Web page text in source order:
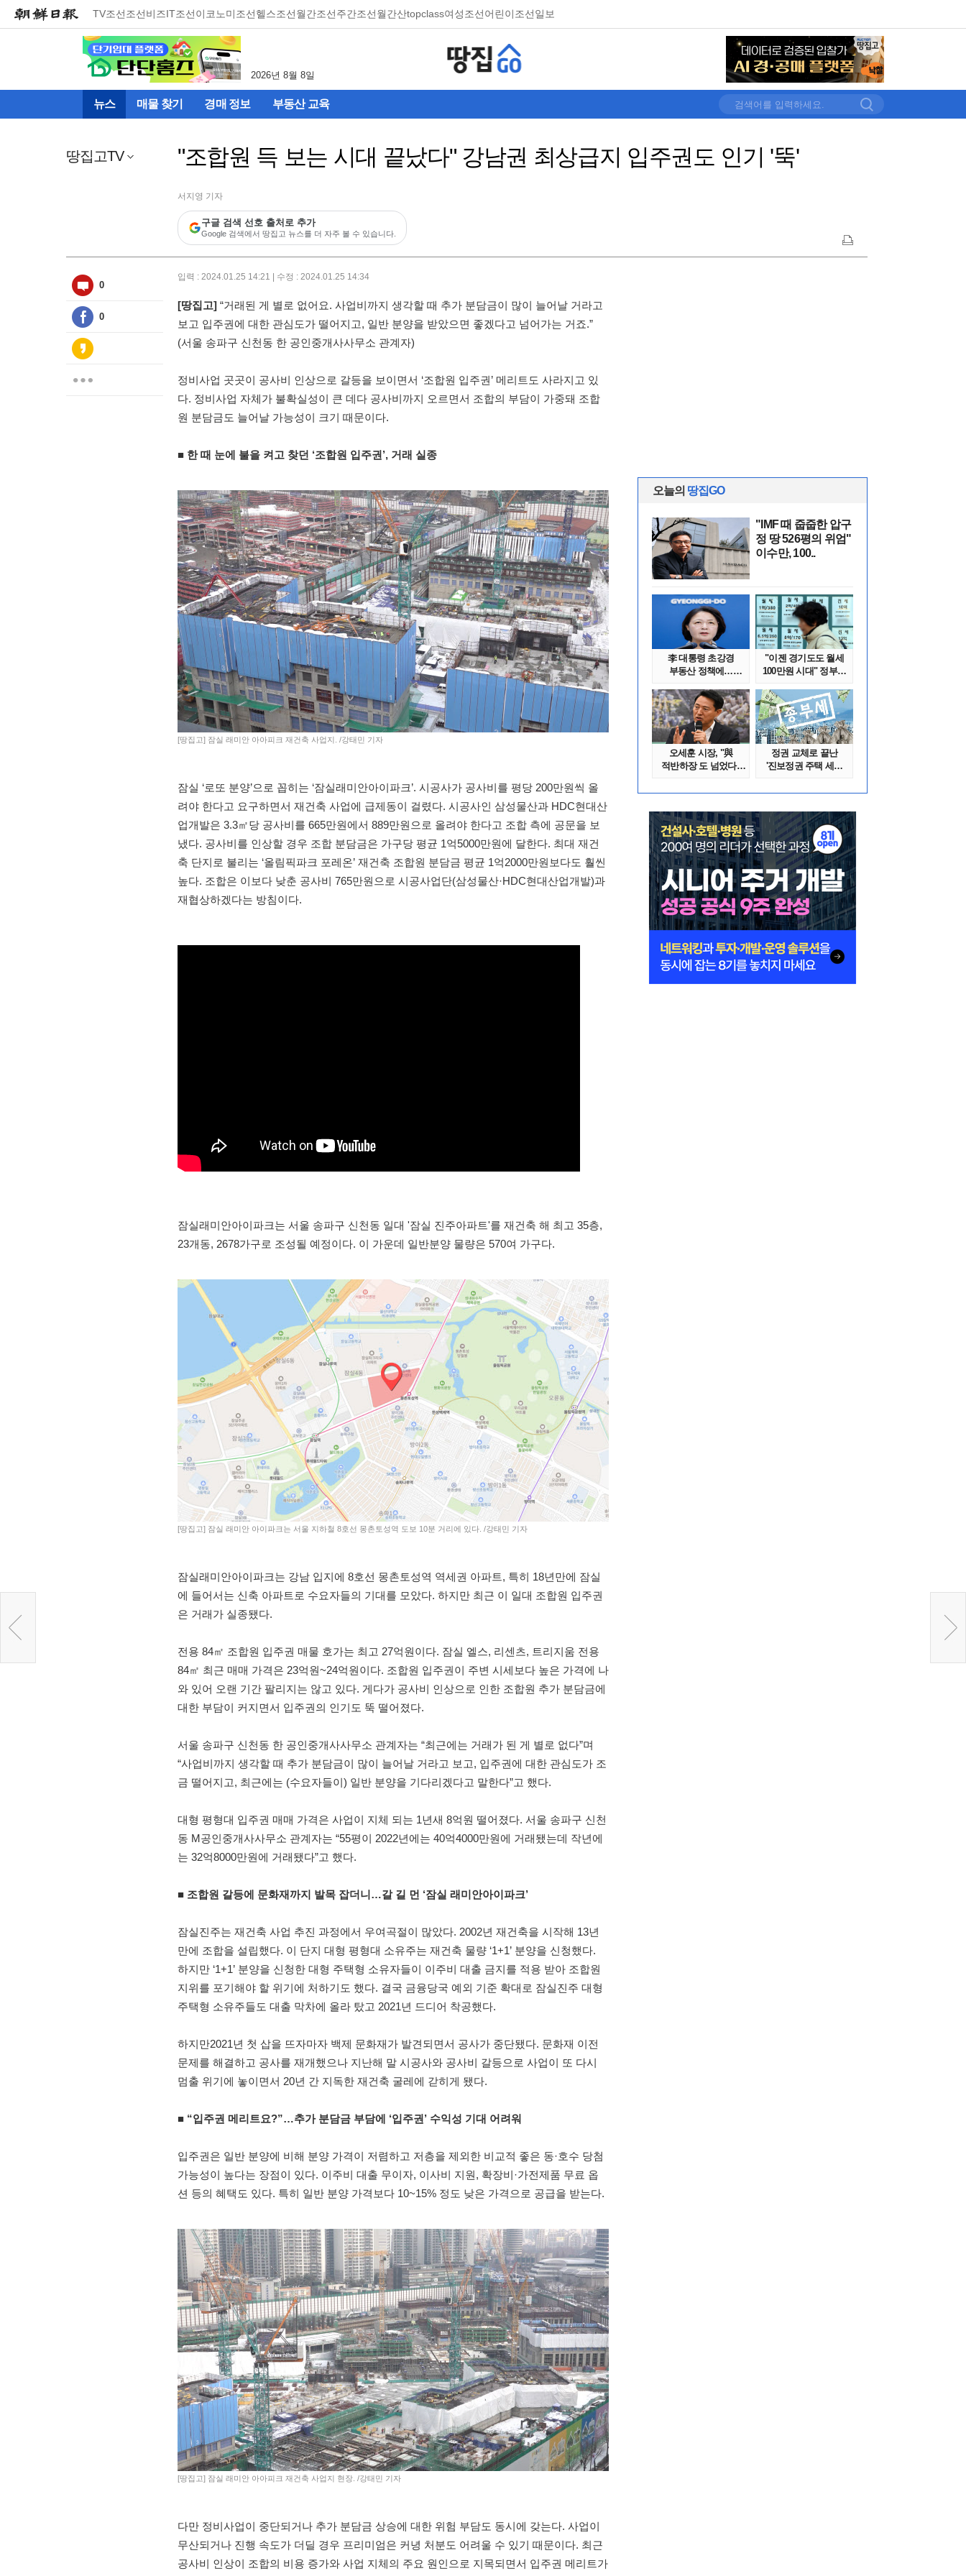
TV조선조선비즈IT조선이코노미조선헬스조선월간조선주간조선월간산topclass여성조선어린이조선일보
2026년 8월 8일
뉴스 매물 찾기 경매 정보 부동산 교육
땅집고TV "조합원 득 보는 시대 끝났다" 강남권 최상급지 입주권도 인기 '뚝'
서지영 기자
구글 검색 선호 출처로 추가
Google 검색에서 땅집고 뉴스를 더 자주 볼 수 있습니다.
0
0
입력 : 2024.01.25 14:21 | 수정 : 2024.01.25 14:34
[땅집고] “거래된 게 별로 없어요. 사업비까지 생각할 때 추가 분담금이 많이 늘어날 거라고
보고 입주권에 대한 관심도가 떨어지고, 일반 분양을 받았으면 좋겠다고 넘어가는 거죠.”
(서울 송파구 신천동 한 공인중개사사무소 관계자)
정비사업 곳곳이 공사비 인상으로 갈등을 보이면서 ‘조합원 입주권’ 메리트도 사라지고 있
다. 정비사업 자체가 불확실성이 큰 데다 공사비까지 오르면서 조합의 부담이 가중돼 조합
원 분담금도 늘어날 가능성이 크기 때문이다.
■ 한 때 눈에 불을 켜고 찾던 ‘조합원 입주권’, 거래 실종
[땅집고] 잠실 래미안 아아피크 재건축 사업지. /강태민 기자
잠실 ‘로또 분양’으로 꼽히는 ‘잠실래미안아이파크’. 시공사가 공사비를 평당 200만원씩 올
려야 한다고 요구하면서 재건축 사업에 급제동이 걸렸다. 시공사인 삼성물산과 HDC현대산
업개발은 3.3㎡당 공사비를 665만원에서 889만원으로 올려야 한다고 조합 측에 공문을 보
냈다. 공사비를 인상할 경우 조합 분담금은 가구당 평균 1억5000만원에 달한다. 최대 재건
축 단지로 불리는 ‘올림픽파크 포레온’ 재건축 조합원 분담금 평균 1억2000만원보다도 훨씬
높다. 조합은 이보다 낮춘 공사비 765만원으로 시공사업단(삼성물산·HDC현대산업개발)과
재협상하겠다는 방침이다.
잠실래미안아이파크는 서울 송파구 신천동 일대 '잠실 진주아파트'를 재건축 해 최고 35층,
23개동, 2678가구로 조성될 예정이다. 이 가운데 일반분양 물량은 570여 가구다.
[땅집고] 잠실 래미안 아이파크는 서울 지하철 8호선 몽촌토성역 도보 10분 거리에 있다. /강태민 기자
잠실래미안아이파크는 강남 입지에 8호선 몽촌토성역 역세권 아파트, 특히 18년만에 잠실
에 들어서는 신축 아파트로 수요자들의 기대를 모았다. 하지만 최근 이 일대 조합원 입주권
은 거래가 실종됐다.
전용 84㎡ 조합원 입주권 매물 호가는 최고 27억원이다. 잠실 엘스, 리센츠, 트리지움 전용
84㎡ 최근 매매 가격은 23억원~24억원이다. 조합원 입주권이 주변 시세보다 높은 가격에 나
와 있어 오랜 기간 팔리지는 않고 있다. 게다가 공사비 인상으로 인한 조합원 추가 분담금에
대한 부담이 커지면서 입주권의 인기도 뚝 떨어졌다.
서울 송파구 신천동 한 공인중개사사무소 관계자는 “최근에는 거래가 된 게 별로 없다”며
“사업비까지 생각할 때 추가 분담금이 많이 늘어날 거라고 보고, 입주권에 대한 관심도가 조
금 떨어지고, 최근에는 (수요자들이) 일반 분양을 기다리겠다고 말한다”고 했다.
대형 평형대 입주권 매매 가격은 사업이 지체 되는 1년새 8억원 떨어졌다. 서울 송파구 신천
동 M공인중개사사무소 관계자는 “55평이 2022년에는 40억4000만원에 거래됐는데 작년에
는 32억8000만원에 거래됐다”고 했다.
■ 조합원 갈등에 문화재까지 발목 잡더니…갈 길 먼 ‘잠실 래미안아이파크’
잠실진주는 재건축 사업 추진 과정에서 우여곡절이 많았다. 2002년 재건축을 시작해 13년
만에 조합을 설립했다. 이 단지 대형 평형대 소유주는 재건축 물량 ‘1+1’ 분양을 신청했다.
하지만 ‘1+1’ 분양을 신청한 대형 주택형 소유자들이 이주비 대출 금지를 적용 받아 조합원
지위를 포기해야 할 위기에 처하기도 했다. 결국 금융당국 예외 기준 확대로 잠실진주 대형
주택형 소유주들도 대출 막차에 올라 탔고 2021년 드디어 착공했다.
하지만2021년 첫 삽을 뜨자마자 백제 문화재가 발견되면서 공사가 중단됐다. 문화재 이전
문제를 해결하고 공사를 재개했으나 지난해 말 시공사와 공사비 갈등으로 사업이 또 다시
멈출 위기에 놓이면서 20년 간 지독한 재건축 굴레에 갇히게 됐다.
■ “입주권 메리트요?”…추가 분담금 부담에 ‘입주권’ 수익성 기대 어려워
입주권은 일반 분양에 비해 분양 가격이 저렴하고 저층을 제외한 비교적 좋은 동·호수 당첨
가능성이 높다는 장점이 있다. 이주비 대출 무이자, 이사비 지원, 확장비·가전제품 무료 옵
션 등의 혜택도 있다. 특히 일반 분양 가격보다 10~15% 정도 낮은 가격으로 공급을 받는다.
[땅집고] 잠실 래미안 아아피크 재건축 사업지 현장. /강태민 기자
다만 정비사업이 중단되거나 추가 분담금 상승에 대한 위험 부담도 동시에 갖는다. 사업이
무산되거나 진행 속도가 더딜 경우 프리미엄은 커녕 처분도 어려울 수 있기 때문이다. 최근
공사비 인상이 조합의 비용 증가와 사업 지체의 주요 원인으로 지목되면서 입주권 메리트가
오늘의 땅집GO
"IMF 때 줍줍한 압구
정 땅 526평의 위엄"
이수만, 100..
李 대통령 초강경
부동산 정책에…
"이젠 경기도도 월세
100만원 시대" 정부發
오세훈 시장, "與
적반하장 도 넘었다"
정권 교체로 끝난
'진보정권 주택 세금